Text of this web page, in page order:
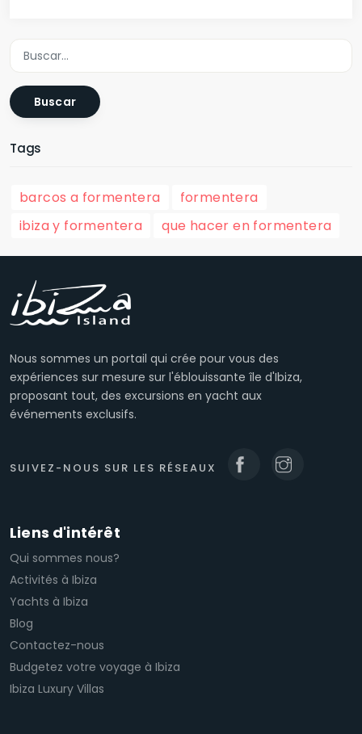
Buscar
Tags
barcos a formentera
formentera
ibiza y formentera
que hacer en formentera
Nous sommes un portail qui crée pour vous des
expériences sur mesure sur l'éblouissante île d'Ibiza,
proposant tout, des excursions en yacht aux
événements exclusifs.
SUIVEZ-NOUS SUR LES RÉSEAUX
Liens d'intérêt
Qui sommes nous?
Activités à Ibiza
Yachts à Ibiza
Blog
Contactez-nous
Budgetez votre voyage à Ibiza
Ibiza Luxury Villas